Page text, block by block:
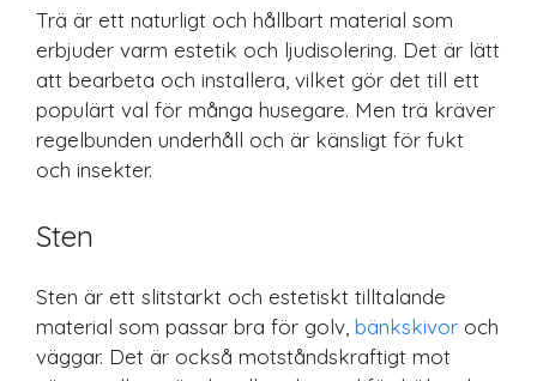
Trä är ett naturligt och hållbart material som
erbjuder varm estetik och ljudisolering. Det är lätt
att bearbeta och installera, vilket gör det till ett
populärt val för många husegare. Men trä kräver
regelbunden underhåll och är känsligt för fukt
och insekter.
Sten
Sten är ett slitstarkt och estetiskt tilltalande
material som passar bra för golv, bänkskivor och
väggar. Det är också motståndskraftigt mot